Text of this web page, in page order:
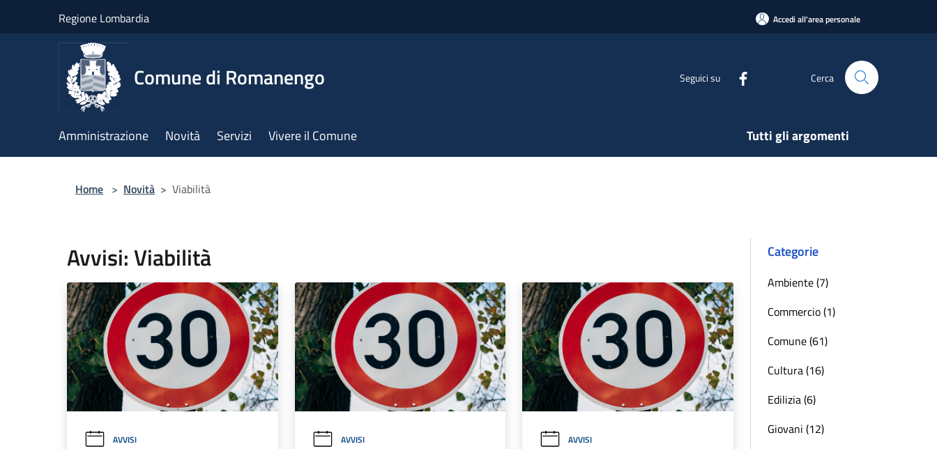
Regione Lombardia Accedi all'area personale
Comune di Romanengo Seguici su Cerca
Amministrazione Novità Servizi Vivere il Comune Tutti gli argomenti
Home > Novità > Viabilità
Avvisi: Viabilità
AVVISI AVVISI AVVISI
Categorie
Ambiente (7)
Commercio (1)
Comune (61)
Cultura (16)
Edilizia (6)
Giovani (12)